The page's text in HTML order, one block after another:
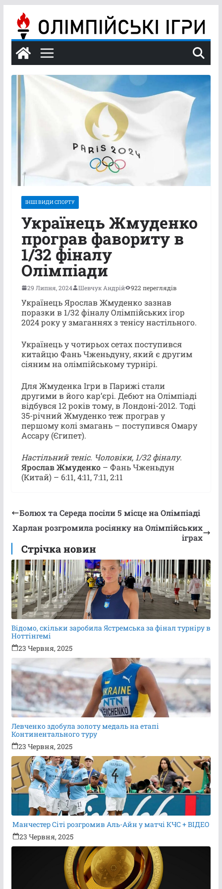
вмісту
ІНШІ ВИДИ СПОРТУ
Українець Жмуденко
програв фавориту в
1/32 фіналу
Олімпіади
29 Липня, 2024 Шевчук Андрій 922 переглядів
Українець Ярослав Жмуденко зазнав
поразки в 1/32 фіналу Олімпійських ігор
2024 року у змаганнях з тенісу настільного.
Українець у чотирьох сетах поступився
китайцю Фань Чженьдуну, який є другим
сіяним на олімпійському турнірі.
Для Жмуденка Ігри в Парижі стали
другими в його кар’єрі. Дебют на Олімпіаді
відбувся 12 років тому, в Лондоні-2012. Тоді
35-річний Жмуденко теж програв у
першому колі змагань – поступився Омару
Ассару (Єгипет).
Настільний теніс. Чоловіки, 1/32 фіналу.
Ярослав Жмуденко– Фань Чженьдун
(Китай) – 6:11, 4:11, 7:11, 2:11
Болюх та Середа посіли 5 місце на Олімпіаді
Харлан розгромила росіянку на Олімпійських
іграх
Стрічка новин
Відомо, скільки заробила Ястремська за фінал турніру в
Ноттінгемі
23 Червня, 2025
Левченко здобула золоту медаль на етапі
Континентального туру
23 Червня, 2025
Манчестер Сіті розгромив Аль-Айн у матчі КЧС + ВІДЕО
23 Червня, 2025